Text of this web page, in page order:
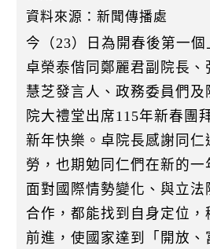
資料來源：新聞傳播處
今（23）日為開春後第一
卓榮泰偕同鄭麗君副院長、
慧芝發言人、政務委員們及
院大禮堂出席115年新春團
新年快樂。卓院長感謝同仁
勞，也期勉同仁們在新的一
面對國際情勢變化、與立法
合作，都能找到自身定位，
前進，使國家達到「開放、